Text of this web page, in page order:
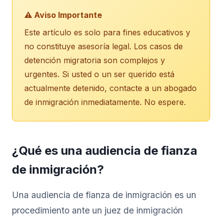
⚠️ Aviso Importante
Este artículo es solo para fines educativos y
no constituye asesoría legal. Los casos de
detención migratoria son complejos y
urgentes. Si usted o un ser querido está
actualmente detenido, contacte a un abogado
de inmigración inmediatamente. No espere.
¿Qué es una audiencia de fianza
de inmigración?
Una audiencia de fianza de inmigración es un
procedimiento ante un juez de inmigración